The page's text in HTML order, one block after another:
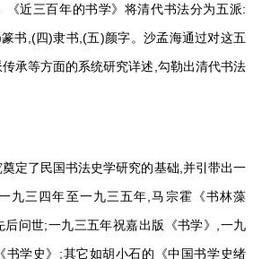
《近三百年的书学》将清代书法分为五派:
书,(四)隶书,(五)颜字。沙孟海通过对这五
承等方面的系统研究详述,勾勒出清代书法
定了民国书法史学研究的基础,并引带出一
九三四年至一九三五年,马宗霍《书林藻
后问世;一九三五年祝嘉出版《书学》,一九
书学史》;其它如胡小石的《中国书学史绪